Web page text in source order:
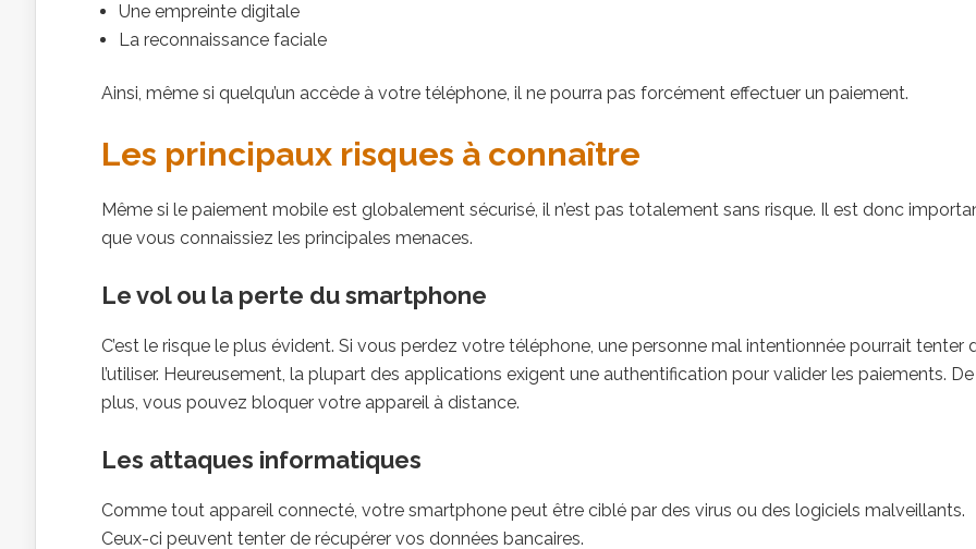
Une empreinte digitale
La reconnaissance faciale
Ainsi, même si quelqu’un accède à votre téléphone, il ne pourra pas forcément effectuer un paiement.
Les principaux risques à connaître
Même si le paiement mobile est globalement sécurisé, il n’est pas totalement sans risque. Il est donc
que vous connaissiez les principales menaces.
Le vol ou la perte du smartphone
C’est le risque le plus évident. Si vous perdez votre téléphone, une personne mal intentionnée pourrait tenter
l’utiliser. Heureusement, la plupart des applications exigent une authentification pour valider les paiements. De
plus, vous pouvez bloquer votre appareil à distance.
Les attaques informatiques
Comme tout appareil connecté, votre smartphone peut être ciblé par des virus ou des logiciels malveillants.
Ceux-ci peuvent tenter de récupérer vos données bancaires.